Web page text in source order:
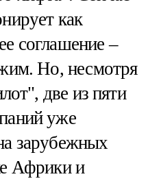
как
соглашение –
Но, несмотря
две из пяти
уже
зарубежных
Африки и